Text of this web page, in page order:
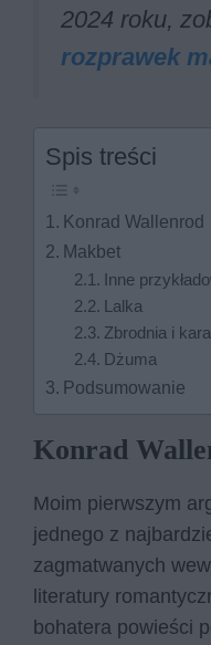
2024 roku,
rozprawek
Spis treści
Konrad Wallenrod
Makbet
Inne
Lalka
Zbrodnia i kara
Dżuma
Podsumowanie
Konrad
Moim pierwszym
jednego z
zagmatwanych
literatury
bohatera powieści